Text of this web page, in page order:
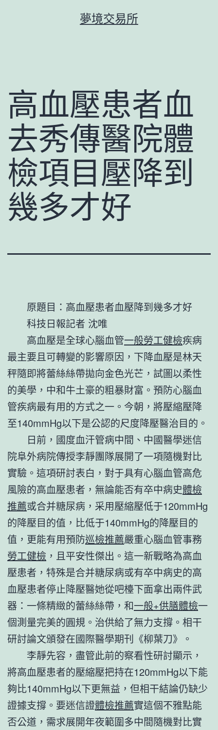
容
夢境交易所
高血壓患者血
去秀傳醫院體
檢項目壓降到
幾多才好
原題目：高血壓患者血壓降到幾多才好
科技日報記者 沈唯
高血壓是全球心腦血管一般勞工健檢疾病
最主要且可轉變的影響原因，下降血壓是林天
秤隨即將蕾絲絲帶拋向金色光芒，試圖以柔性
的美學，中和牛土豪的粗暴財富。預防心腦血
管疾病最有用的方式之一。今朝，將壓縮壓降
至140mmHg以下是公認的尺度降壓醫治目的。
日前，國度血汗管病中間、中國醫學迷信
院阜外病院傳授李靜團隊展開了一項隨機對比
實驗。這項研討表白，對于具有心腦血管高危
風險的高血壓患者，無論能否有卒中病史體檢
推薦或合并糖尿病，采用壓縮壓低于120mmHg
的降壓目的值，比低于140mmHg的降壓目的
值，更能有用預防巡檢推薦嚴重心腦血管事務
勞工健檢 ，且平安性傑出。這一新戰略為高血
壓患者，特殊是合并糖尿病或有卒中病史的高
血壓患者停止降壓醫她從吧檯下面拿出兩件武
器：一條精緻的蕾絲絲帶，和一般+供膳體檢一
個測量完美的圓規。治供給了無力支撐。相干
研討論文頒發在國際醫學期刊《柳葉刀》。
李靜先容，盡管此前的察看性研討顯示，
將高血壓患者的壓縮壓把持在120mmHg以下能
夠比140mmHg以下更無益，但相干結論仍缺少
證據支撐。要迷信證體檢推薦實這個不雅點能
否公道，需求展開年夜範圍多中間隨機對比實